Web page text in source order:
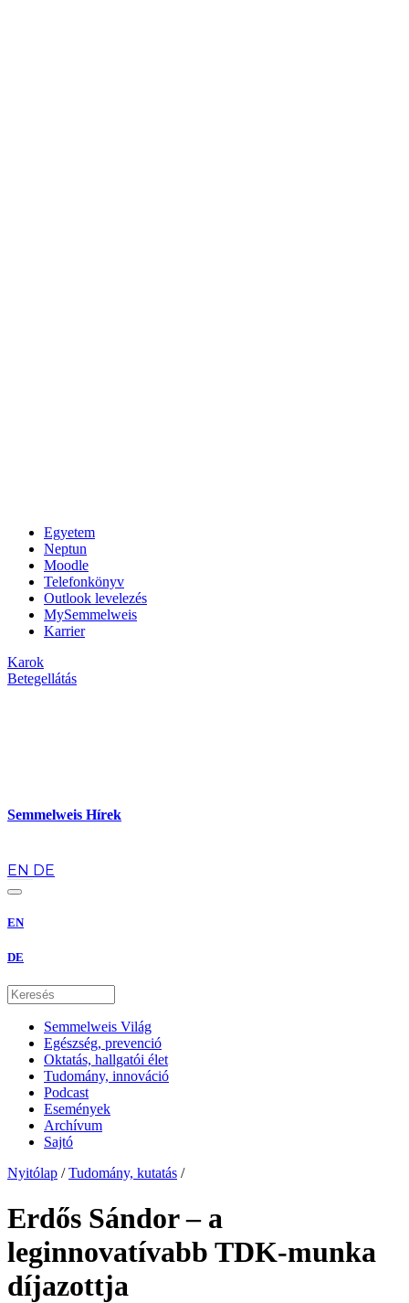
Egyetem
Neptun
Moodle
Telefonkönyv
Outlook levelezés
MySemmelweis
Karrier
Karok
Betegellátás
Semmelweis Hírek
EN DE
EN
DE
Semmelweis Világ
Egészség, prevenció
Oktatás, hallgatói élet
Tudomány, innováció
Podcast
Események
Archívum
Sajtó
Nyitólap / Tudomány, kutatás /
Erdős Sándor – a
leginnovatívabb TDK-munka
díjazottja